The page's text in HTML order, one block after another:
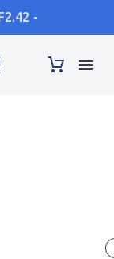
- 17-19.09